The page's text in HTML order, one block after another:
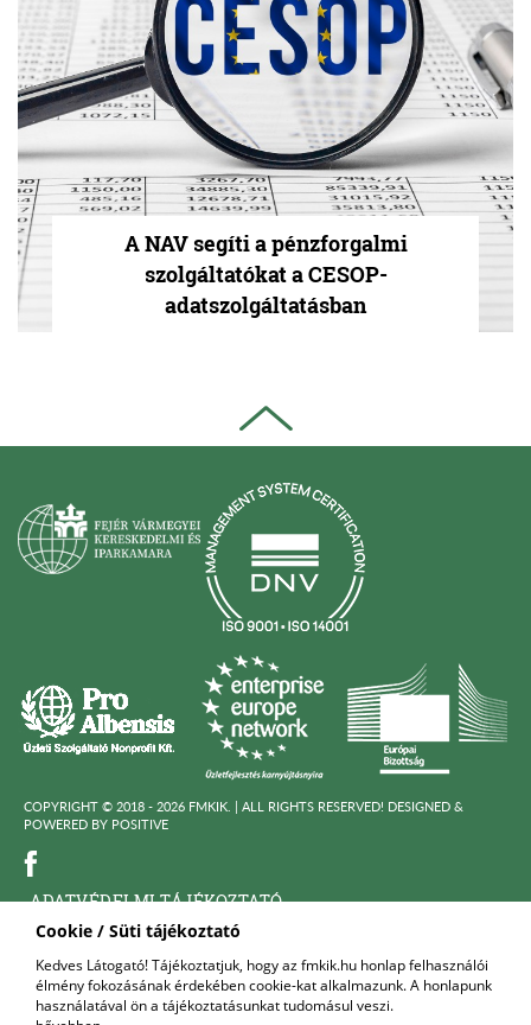
Cookie / Süti tájékoztató
Kedves Látogató! Tájékoztatjuk, hogy az fmkik.hu honlap felhasználói
élmény fokozásának érdekében cookie-kat alkalmazunk. A honlapunk
használatával ön a tájékoztatásunkat tudomásul veszi.
A NAV segíti a pénzforgalmi
szolgáltatókat a CESOP-
adatszolgáltatásban
COPYRIGHT © 2018 - 2026 FMKIK. | ALL RIGHTS RESERVED! DESIGNED &
POWERED BY POSITIVE
ADATVÉDELMI TÁJÉKOZTATÓ
FELNŐTTKÉPZŐ SZERVEZET